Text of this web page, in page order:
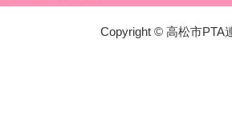
Copyright © 高松市PTA